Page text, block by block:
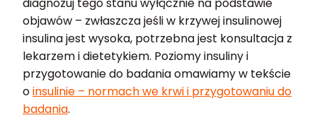
diagnozuj tego stanu wyłącznie na podstawie
objawów – zwłaszcza jeśli w krzywej insulinowej
insulina jest wysoka, potrzebna jest konsultacja z
lekarzem i dietetykiem. Poziomy insuliny i
przygotowanie do badania omawiamy w tekście
oinsulinie – normach we krwi i przygotowaniu do
badania.